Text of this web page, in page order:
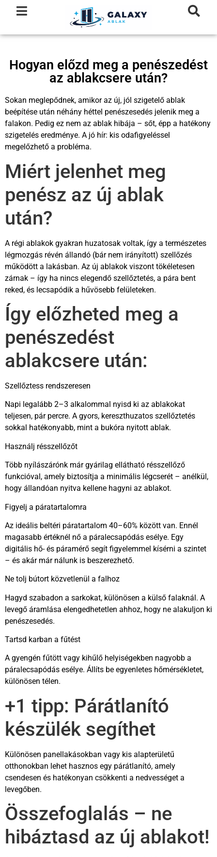
Hogyan előzd meg a penészedést
az ablakcsere után?
Sokan meglepődnek, amikor az új, jól szigetelő ablak
beépítése után néhány héttel penészesedés jelenik meg a
falakon. Pedig ez nem az ablak hibája – sőt, épp a hatékony
szigetelés eredménye. A jó hír: kis odafigyeléssel
megelőzhető a probléma.
Miért jelenhet meg
penész az új ablak
után?
A régi ablakok gyakran huzatosak voltak, így a természetes
légmozgás révén állandó (bár nem irányított) szellőzés
működött a lakásban. Az új ablakok viszont tökéletesen
zárnak – így ha nincs elegendő szellőztetés, a pára bent
reked, és lecsapódik a hűvösebb felületeken.
Így előzheted meg a
penészedést
ablakcsere után:
Szellőztess rendszeresen
Napi legalább 2–3 alkalommal nyisd ki az ablakokat
teljesen, pár percre. A gyors, kereszthuzatos szellőztetés
sokkal hatékonyabb, mint a bukóra nyitott ablak.
Használj résszellőzőt
Több nyílászárónk már gyárilag ellátható résszellőző
funkcióval, amely biztosítja a minimális légcserét – anélkül,
hogy állandóan nyitva kellene hagyni az ablakot.
Figyelj a páratartalomra
Az ideális beltéri páratartalom 40–60% között van. Ennél
magasabb értéknél nő a páralecsapódás esélye. Egy
digitális hő- és páramérő segít figyelemmel kísérni a szintet
– és akár már nálunk is beszerezhető.
Ne tolj bútort közvetlenül a falhoz
Hagyd szabadon a sarkokat, különösen a külső falaknál. A
levegő áramlása elengedhetetlen ahhoz, hogy ne alakuljon ki
penészesedés.
Tartsd karban a fűtést
A gyengén fűtött vagy kihűlő helyiségekben nagyobb a
páralecsapódás esélye. Állíts be egyenletes hőmérsékletet,
különösen télen.
+1 tipp: Párátlanító
készülék segíthet
Különösen panellakásokban vagy kis alapterületű
otthonokban lehet hasznos egy párátlanító, amely
csendesen és hatékonyan csökkenti a nedvességet a
levegőben.
Összefoglalás – ne
hibáztasd az új ablakot!